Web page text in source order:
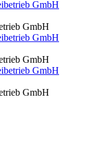
GmbH
GmbH
GmbH